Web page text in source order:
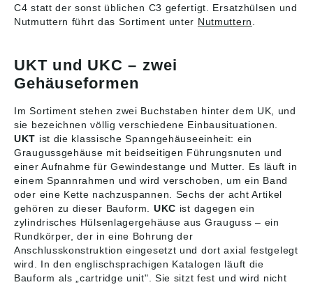
C4 statt der sonst üblichen C3 gefertigt. Ersatzhülsen und
Nutmuttern führt das Sortiment unter Nutmuttern
UKT und UKC – zwei
Gehäuseformen
Im Sortiment stehen zwei Buchstaben hinter dem UK, und
sie bezeichnen völlig verschiedene Einbausituationen.
UKT ist die klassische Spanngehäuseeinheit: ein
Graugussgehäuse mit beidseitigen Führungsnuten und
einer Aufnahme für Gewindestange und Mutter. Es läuft in
einem Spannrahmen und wird verschoben, um ein Band
oder eine Kette nachzuspannen. Sechs der acht Artikel
gehören zu dieser Bauform. UKC ist dagegen ein
zylindrisches Hülsenlagergehäuse aus Grauguss – ein
Rundkörper, der in eine Bohrung der
Anschlusskonstruktion eingesetzt und dort axial festgelegt
wird. In den englischsprachigen Katalogen läuft die
Bauform als „cartridge unit". Sie sitzt fest und wird nicht